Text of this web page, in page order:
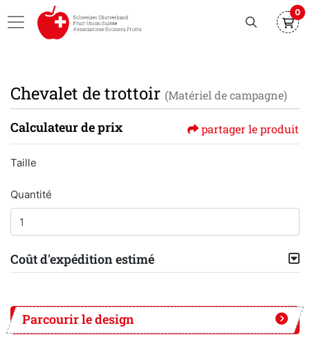
0
Chevalet de trottoir (Matériel de campagne)
Calculateur de prix partager le produit
Taille
Quantité
Coût d'expédition estimé
Parcourir le design